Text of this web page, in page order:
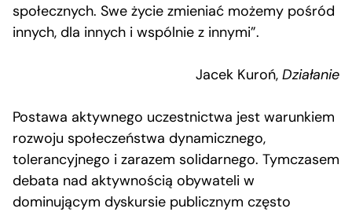
społecznych. Swe życie zmieniać możemy pośród
innych, dla innych i wspólnie z innymi”.
Jacek Kuroń, Działanie
Postawa aktywnego uczestnictwa jest warunkiem
rozwoju społeczeństwa dynamicznego,
tolerancyjnego i zarazem solidarnego. Tymczasem
debata nad aktywnością obywateli w
dominującym dyskursie publicznym często